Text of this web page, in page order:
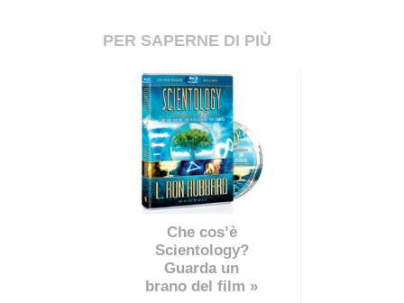
PER SAPERNE DI PIÙ
Che cos’è
Scientology?
Guarda un
brano del film »